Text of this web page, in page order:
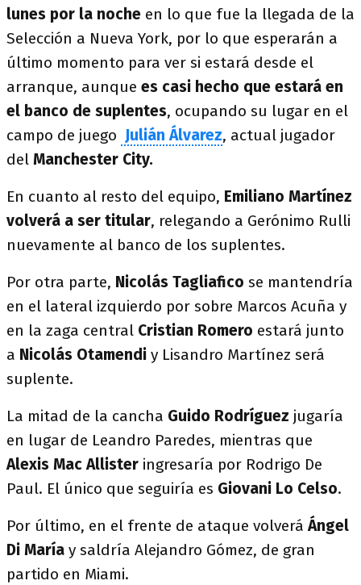
lunes por la noche en lo que fue la llegada de la
Selección a Nueva York, por lo que esperarán a
último momento para ver si estará desde el
arranque, aunque es casi hecho que estará en
el banco de suplentes, ocupando su lugar en el
campo de juego Julián Álvarez, actual jugador
del Manchester City.
En cuanto al resto del equipo, Emiliano Martínez
volverá a ser titular, relegando a Gerónimo Rulli
nuevamente al banco de los suplentes.
Por otra parte, Nicolás Tagliafico se mantendría
en el lateral izquierdo por sobre Marcos Acuña y
en la zaga central Cristian Romero estará junto
a Nicolás Otamendi y Lisandro Martínez será
suplente.
La mitad de la cancha Guido Rodríguez jugaría
en lugar de Leandro Paredes, mientras que
Alexis Mac Allister ingresaría por Rodrigo De
Paul. El único que seguiría es Giovani Lo Celso.
Por último, en el frente de ataque volverá Ángel
Di María y saldría Alejandro Gómez, de gran
partido en Miami.